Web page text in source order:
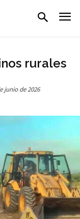
rurales
junio de 2026